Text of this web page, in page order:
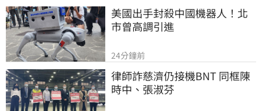
美國出手封殺中國機器人！北
市曾高調引進
24分鐘前
律師詐慈濟仍接機BNT 同框陳
時中、張淑芬